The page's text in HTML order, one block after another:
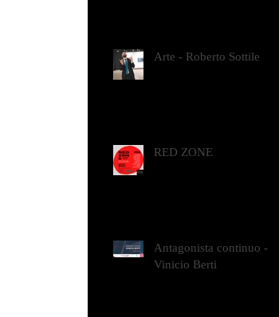
Arte - Roberto Sottile
RED ZONE
Antagonista continuo -
Vinicio Berti